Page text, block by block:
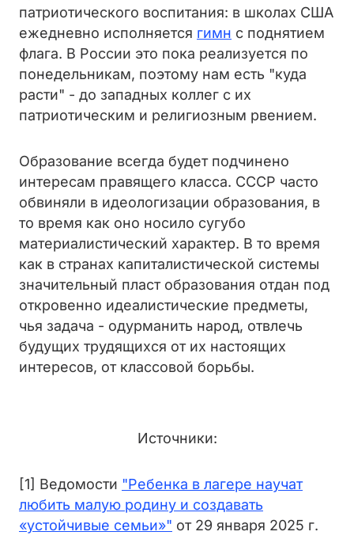
патриотического воспитания: в школах США
ежедневно исполняется гимн с поднятием
флага. В России это пока реализуется по
понедельникам, поэтому нам есть "куда
расти" - до западных коллег с их
патриотическим и религиозным рвением.
Образование всегда будет подчинено
интересам правящего класса. СССР часто
обвиняли в идеологизации образования, в
то время как оно носило сугубо
материалистический характер. В то время
как в странах капиталистической системы
значительный пласт образования отдан под
откровенно идеалистические предметы,
чья задача - одурманить народ, отвлечь
будущих трудящихся от их настоящих
интересов, от классовой борьбы.
Источники:
[1] Ведомости "Ребенка в лагере научат
любить малую родину и создавать
«устойчивые семьи»" от 29 января 2025 г.